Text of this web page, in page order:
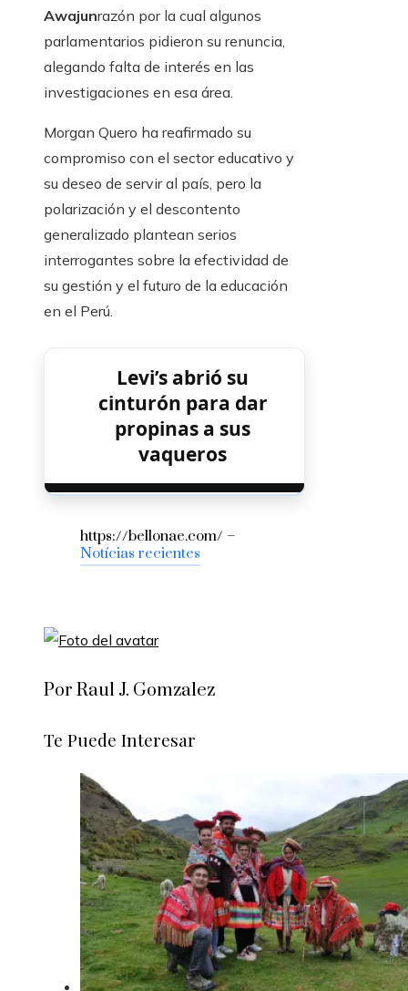
Awajunrazón por la cual algunos
parlamentarios pidieron su renuncia,
alegando falta de interés en las
investigaciones en esa área.
Morgan Quero ha reafirmado su
compromiso con el sector educativo y
su deseo de servir al país, pero la
polarización y el descontento
generalizado plantean serios
interrogantes sobre la efectividad de
su gestión y el futuro de la educación
en el Perú.
Levi’s abrió su
cinturón para dar
propinas a sus
vaqueros
https://bellonae.com/ –
Notícias recientes
Por Raul J. Gomzalez
Te Puede Interesar